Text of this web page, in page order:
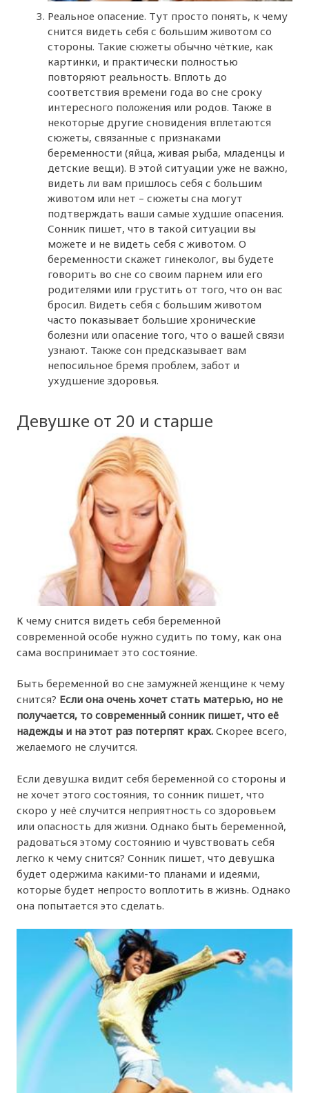
Реальное опасение. Тут просто понять, к чему
снится видеть себя с большим животом со
стороны. Такие сюжеты обычно чёткие, как
картинки, и практически полностью
повторяют реальность. Вплоть до
соответствия времени года во сне сроку
интересного положения или родов. Также в
некоторые другие сновидения вплетаются
сюжеты, связанные с признаками
беременности (яйца, живая рыба, младенцы и
детские вещи). В этой ситуации уже не важно,
видеть ли вам пришлось себя с большим
животом или нет – сюжеты сна могут
подтверждать ваши самые худшие опасения.
Сонник пишет, что в такой ситуации вы
можете и не видеть себя с животом. О
беременности скажет гинеколог, вы будете
говорить во сне со своим парнем или его
родителями или грустить от того, что он вас
бросил. Видеть себя с большим животом
часто показывает большие хронические
болезни или опасение того, что о вашей связи
узнают. Также сон предсказывает вам
непосильное бремя проблем, забот и
ухудшение здоровья.
Девушке от 20 и старше
К чему снится видеть себя беременной
современной особе нужно судить по тому, как она
сама воспринимает это состояние.
Быть беременной во сне замужней женщине к чему
снится? Если она очень хочет стать матерью, но не
получается, то современный сонник пишет, что её
надежды и на этот раз потерпят крах. Скорее всего,
желаемого не случится.
Если девушка видит себя беременной со стороны и
не хочет этого состояния, то сонник пишет, что
скоро у неё случится неприятность со здоровьем
или опасность для жизни. Однако быть беременной,
радоваться этому состоянию и чувствовать себя
легко к чему снится? Сонник пишет, что девушка
будет одержима какими-то планами и идеями,
которые будет непросто воплотить в жизнь. Однако
она попытается это сделать.